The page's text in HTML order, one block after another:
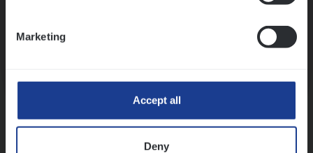
Marketing
Accept all
Deny